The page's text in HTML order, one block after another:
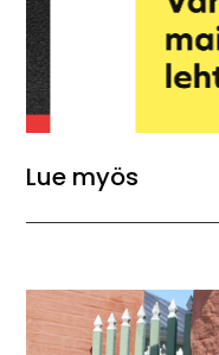
Lue myös